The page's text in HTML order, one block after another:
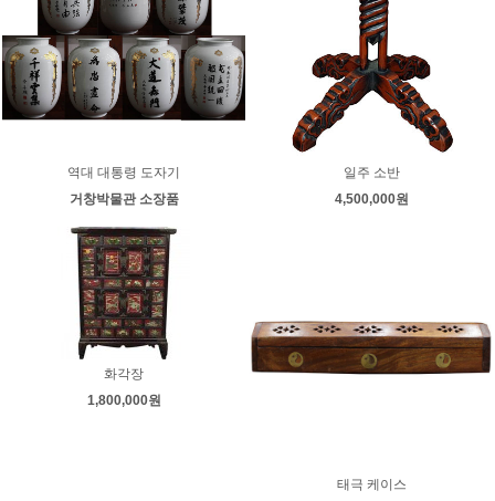
역대 대통령 도자기
거창박물관 소장품
일주 소반
4,500,000원
화각장
1,800,000원
태극 케이스